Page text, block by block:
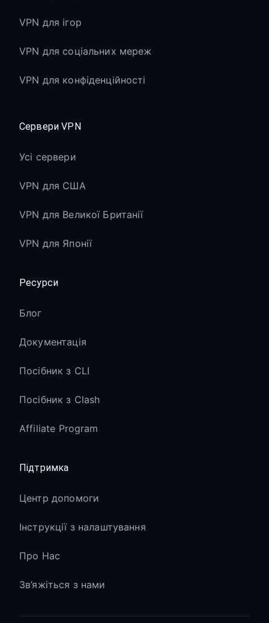
VPN для ігор
VPN для соціальних мереж
VPN для конфіденційності
Сервери VPN
Усі сервери
VPN для США
VPN для Великої Британії
VPN для Японії
Ресурси
Блог
Документація
Посібник з CLI
Посібник з Clash
Affiliate Program
Підтримка
Центр допомоги
Інструкції з налаштування
Про Нас
Зв’яжіться з нами